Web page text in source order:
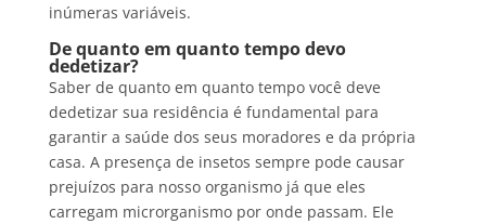
inúmeras variáveis.
De quanto em quanto tempo devo
dedetizar?
Saber de quanto em quanto tempo você deve
dedetizar sua residência é fundamental para
garantir a saúde dos seus moradores e da própria
casa. A presença de insetos sempre pode causar
prejuízos para nosso organismo já que eles
carregam microrganismo por onde passam. Ele